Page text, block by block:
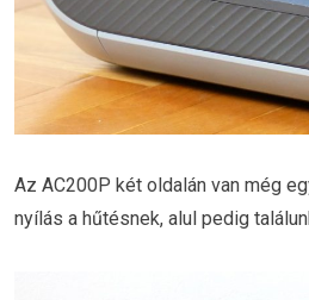
Az AC200P két oldalán van még
nyílás a hűtésnek, alul pedig